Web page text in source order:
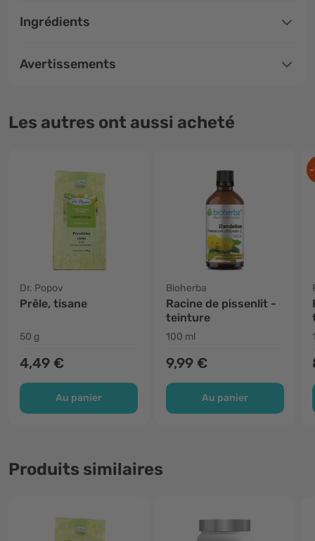
Ingrédients
Avertissements
Les autres ont aussi acheté
Dr. Popov
Prêle, tisane
50 g
4,49 €
Au panier
Bioherba
Racine de pissenlit -
teinture
100 ml
9,99 €
Au panier
Produits similaires